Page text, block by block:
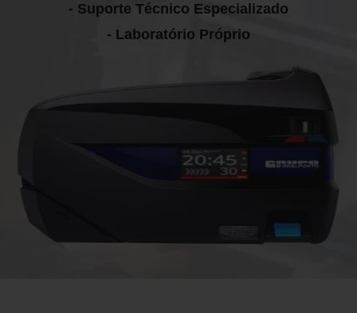
- Suporte Técnico Especializado
- Laboratório Próprio